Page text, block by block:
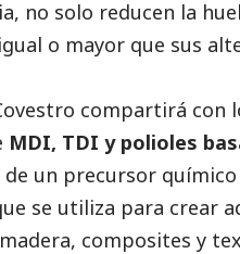
no solo reducen la
o mayor que sus
compartirá con
MDI, TDI y polioles
un precursor
se utiliza para crear
composites y